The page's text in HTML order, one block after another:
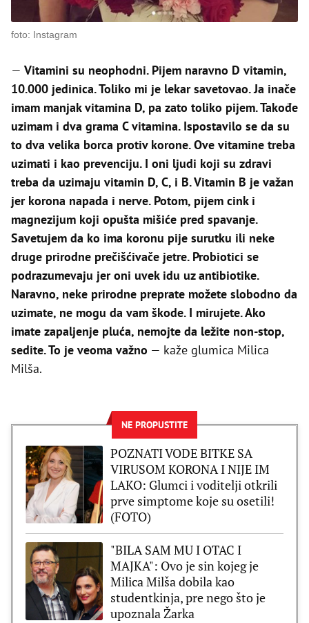
foto: Instagram
— Vitamini su neophodni. Pijem naravno D vitamin,
10.000 jedinica. Toliko mi je lekar savetovao. Ja inače
imam manjak vitamina D, pa zato toliko pijem. Takođe
uzimam i dva grama C vitamina. Ispostavilo se da su
to dva velika borca protiv korone. Ove vitamine treba
uzimati i kao prevenciju. I oni ljudi koji su zdravi
treba da uzimaju vitamin D, C, i B. Vitamin B je važan
jer korona napada i nerve. Potom, pijem cink i
magnezijum koji opušta mišiće pred spavanje.
Savetujem da ko ima koronu pije surutku ili neke
druge prirodne prečišćivače jetre. Probiotici se
podrazumevaju jer oni uvek idu uz antibiotike.
Naravno, neke prirodne preprate možete slobodno da
uzimate, ne mogu da vam škode. I mirujete. Ako
imate zapaljenje pluća, nemojte da ležite non-stop,
sedite. To je veoma važno — kaže glumica Milica
Milša.
NE PROPUSTITE
POZNATI VODE BITKE SA
VIRUSOM KORONA I NIJE IM
LAKO: Glumci i voditelji otkrili
prve simptome koje su osetili!
(FOTO)
"BILA SAM MU I OTAC I
MAJKA": Ovo je sin kojeg je
Milica Milša dobila kao
studentkinja, pre nego što je
upoznala Žarka